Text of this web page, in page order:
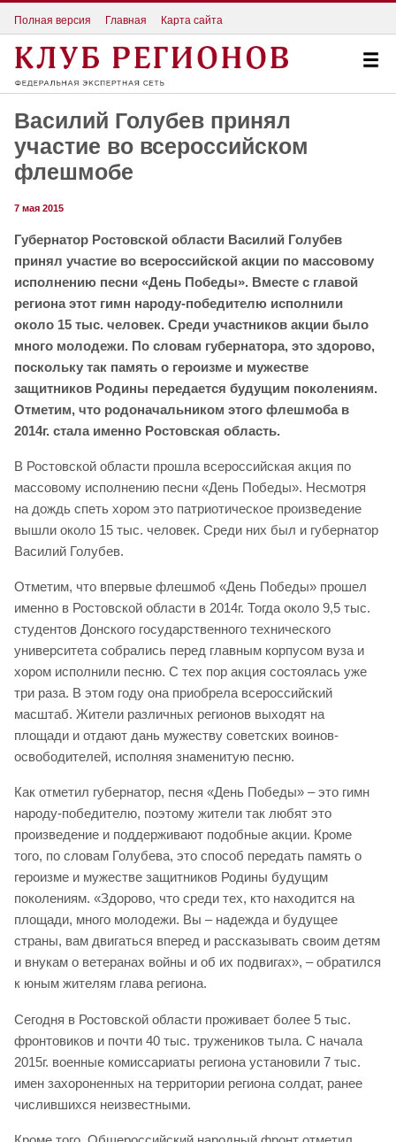
Полная версия Главная Карта сайта
Василий Голубев принял
участие во всероссийском
флешмобе
7 мая 2015
Губернатор Ростовской области Василий Голубев
принял участие во всероссийской акции по массовому
исполнению песни «День Победы». Вместе с главой
региона этот гимн народу-победителю исполнили
около 15 тыс. человек. Среди участников акции было
много молодежи. По словам губернатора, это здорово,
поскольку так память о героизме и мужестве
защитников Родины передается будущим поколениям.
Отметим, что родоначальником этого флешмоба в
2014г. стала именно Ростовская область.
В Ростовской области прошла всероссийская акция по
массовому исполнению песни «День Победы». Несмотря
на дождь спеть хором это патриотическое произведение
вышли около 15 тыс. человек. Среди них был и губернатор
Василий Голубев.
Отметим, что впервые флешмоб «День Победы» прошел
именно в Ростовской области в 2014г. Тогда около 9,5 тыс.
студентов Донского государственного технического
университета собрались перед главным корпусом вуза и
хором исполнили песню. С тех пор акция состоялась уже
три раза. В этом году она приобрела всероссийский
масштаб. Жители различных регионов выходят на
площади и отдают дань мужеству советских воинов-
освободителей, исполняя знаменитую песню.
Как отметил губернатор, песня «День Победы» – это гимн
народу-победителю, поэтому жители так любят это
произведение и поддерживают подобные акции. Кроме
того, по словам Голубева, это способ передать память о
героизме и мужестве защитников Родины будущим
поколениям. «Здорово, что среди тех, кто находится на
площади, много молодежи. Вы – надежда и будущее
страны, вам двигаться вперед и рассказывать своим детям
и внукам о ветеранах войны и об их подвигах», – обратился
к юным жителям глава региона.
Сегодня в Ростовской области проживает более 5 тыс.
фронтовиков и почти 40 тыс. тружеников тыла. С начала
2015г. военные комиссариаты региона установили 7 тыс.
имен захороненных на территории региона солдат, ранее
числившихся неизвестными.